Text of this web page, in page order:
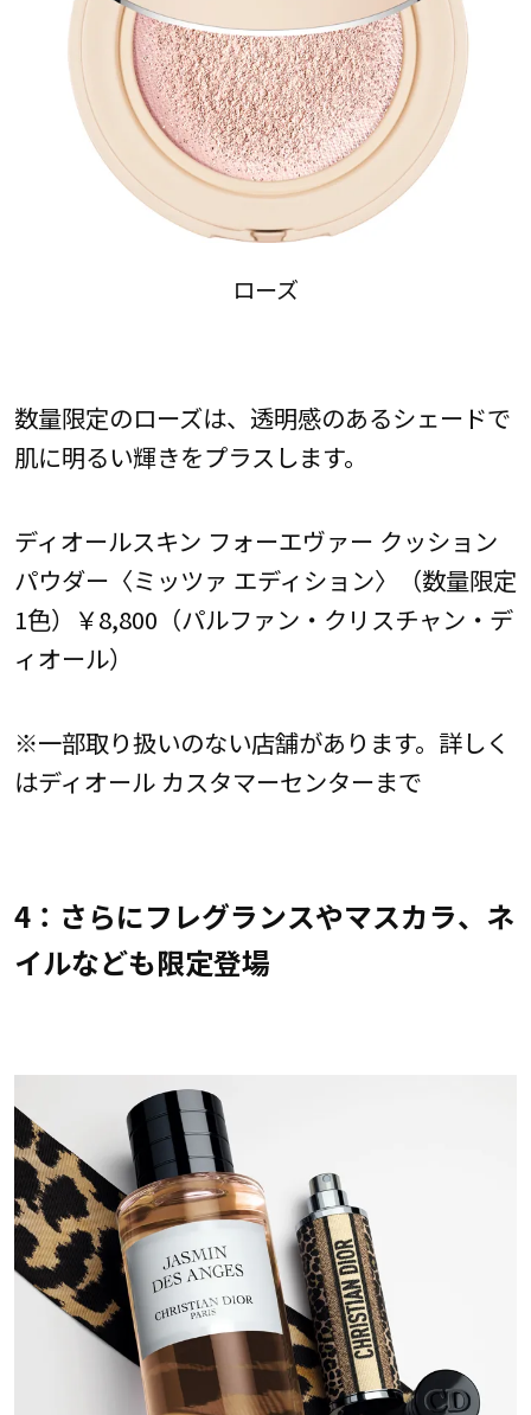
ローズ
数量限定のローズは、透明感のあるシェードで
肌に明るい輝きをプラスします。
ディオールスキン フォーエヴァー クッション
パウダー〈ミッツァ エディション〉（数量限定
1色）￥8,800（パルファン・クリスチャン・デ
ィオール）
※一部取り扱いのない店舗があります。詳しく
はディオール カスタマーセンターまで
4：さらにフレグランスやマスカラ、ネ
イルなども限定登場